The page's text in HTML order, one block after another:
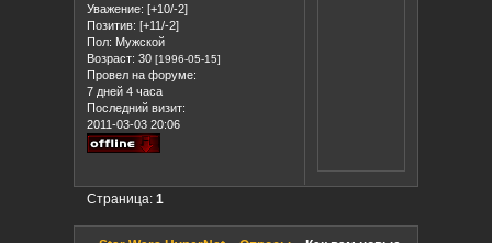
Уважение: [+10/-2]
Позитив: [+11/-2]
Пол: Мужской
Возраст: 30[1996-05-15]
Провел на форуме:
7 дней 4 часа
Последний визит:
2011-03-03 20:06
Страница:1